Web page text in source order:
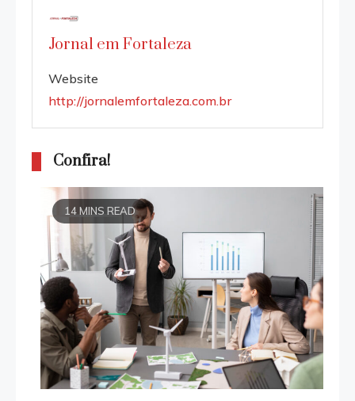
Jornal em Fortaleza
Website
http://jornalemfortaleza.com.br
Confira!
14 MINS READ